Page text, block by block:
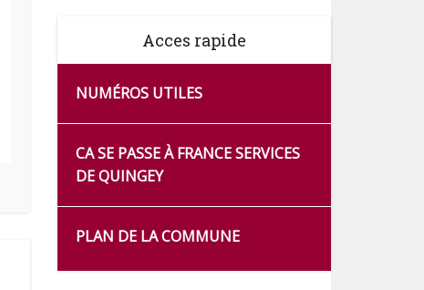
Acces rapide
NUMÉROS UTILES
CA SE PASSE À FRANCE SERVICES
DE QUINGEY
PLAN DE LA COMMUNE